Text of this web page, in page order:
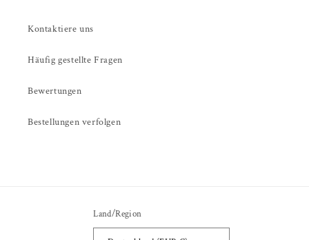
Kontaktiere uns
Häufig gestellte Fragen
Bewertungen
Bestellungen verfolgen
Land/Region